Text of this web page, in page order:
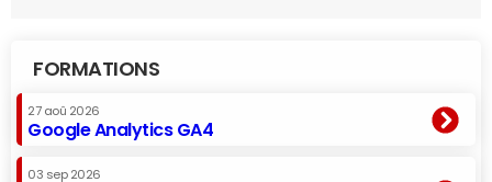
FORMATIONS
27 aoû 2026
Google Analytics GA4
03 sep 2026